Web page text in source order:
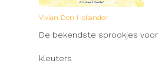
Vivian Den Hollander
De bekendste sprookjes voor
kleuters